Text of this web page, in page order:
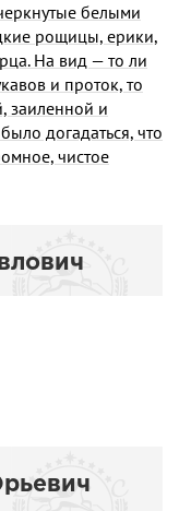
белыми
рощицы, ерики,
На вид — то ли
и проток, то
заиленной и
догадаться, что
чистое